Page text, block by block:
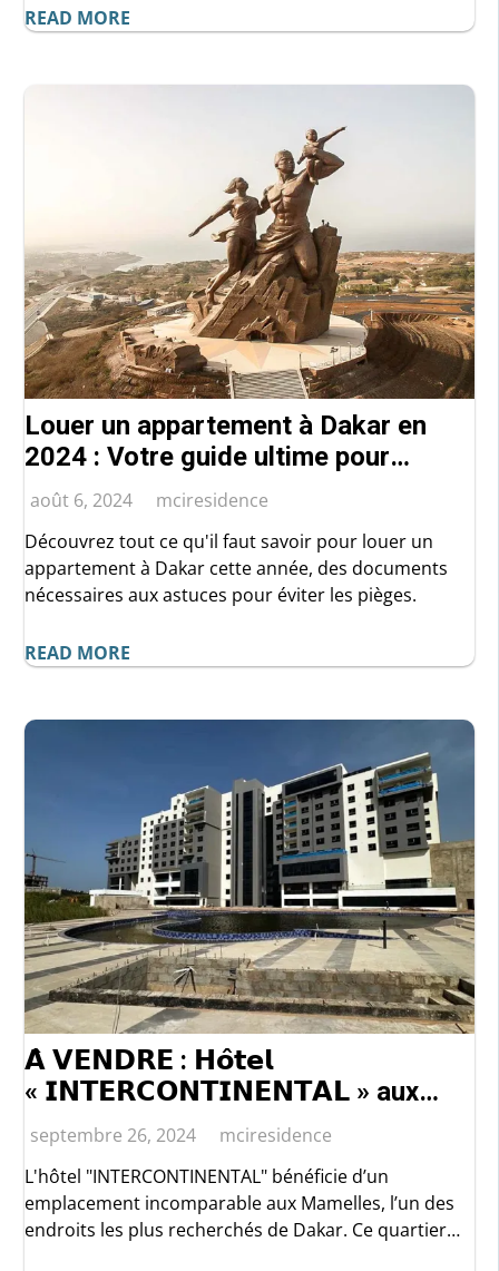
appel à des professionnels de confiance, vous
pouvez réussir votre achat et réaliser vos projets
READ MORE
Louer un appartement à Dakar en
2024 : Votre guide ultime pour
réussir
août 6, 2024
mciresidence
Découvrez tout ce qu'il faut savoir pour louer un
appartement à Dakar cette année, des documents
nécessaires aux astuces pour éviter les pièges.
READ MORE
𝗔̀ 𝗩𝗘𝗡𝗗𝗥𝗘 : 𝗛𝗼̂𝘁𝗲𝗹
« 𝗜𝗡𝗧𝗘𝗥𝗖𝗢𝗡𝗧𝗜𝗡𝗘𝗡𝗧𝗔𝗟 » aux
Mamelles, Dakar Sénégal, 𝗣𝗶𝗲𝗱
𝗱𝗮𝗻𝘀 𝗹’𝗲𝗮𝘂 : Une opportunité unique
pour les investisseurs ambitieux !
septembre 26, 2024
mciresidence
L'hôtel "INTERCONTINENTAL" bénéficie d’un
emplacement incomparable aux Mamelles, l’un des
endroits les plus recherchés de Dakar. Ce quartier